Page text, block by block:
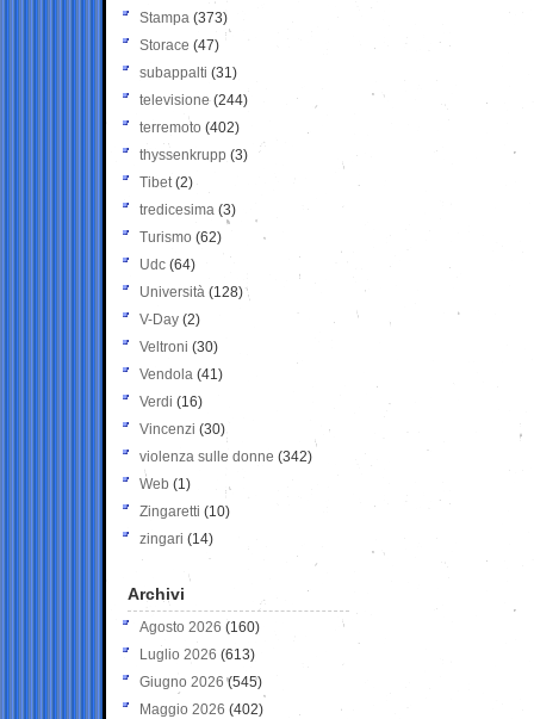
Stampa (373)
Storace (47)
subappalti (31)
televisione(244)
terremoto (402)
thyssenkrupp (3)
Tibet(2)
tredicesima (3)
Turismo (62)
Udc (64)
Università (128)
V-Day (2)
Veltroni (30)
Vendola (41)
Verdi (16)
Vincenzi (30)
violenza sulle donne (342)
Web (1)
Zingaretti (10)
zingari (14)
Archivi
Agosto 2026 (160)
Luglio 2026 (613)
Giugno 2026 (545)
Maggio 2026 (402)